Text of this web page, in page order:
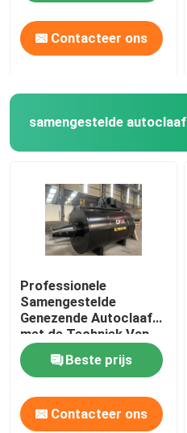
Contacteer ons
samengestelde autoclaaf
Professionele
Samengestelde
Genezende Autoclaaf
met de Techniek Van
wereldklasse en Uniek
Systeemontwerp
Beste prijs
Contacteer ons